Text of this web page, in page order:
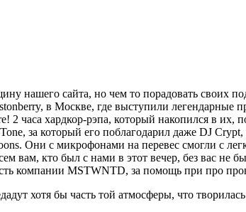
нашего сайта, но чем то порадовать своих
в Москве, где выступили
2 часа хардкор-рэпа, который накопился в их,
за который его поблагодарил даже DJ
Они с микрофонами на перевес смогли с
вам, кто был с нами в этот вечер, без вас не
компании MSTWNTD, за помощь при про
хотя бы часть той атмосферы, что